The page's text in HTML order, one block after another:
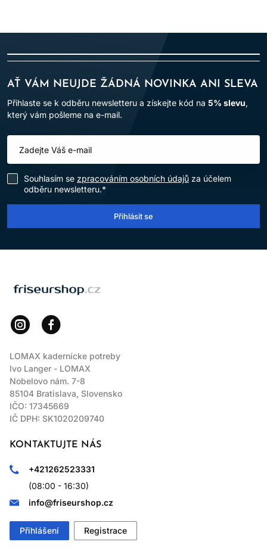
AŤ VÁM NEUJDE ŽÁDNÁ NOVINKA ANI SLEVA
Přihlaste se k odběru newsletteru a získejte kód na 5% slevu,
který vám pošleme na e-mail.
Souhlasím se zpracováním osobních údajů za účelem
odběru newsletteru.*
Přihlásit se
LOMAX kadernícke potreby
Ivo Langer - LOMAX
Nobelovo nám. 7-8
85104 Bratislava, Slovensko
IČO: 17345669
IČ DPH: SK1020209740
KONTAKTUJTE NÁS
+421262523331
(08:00 - 16:30)
info@friseurshop.cz
Přihlášení Registrace